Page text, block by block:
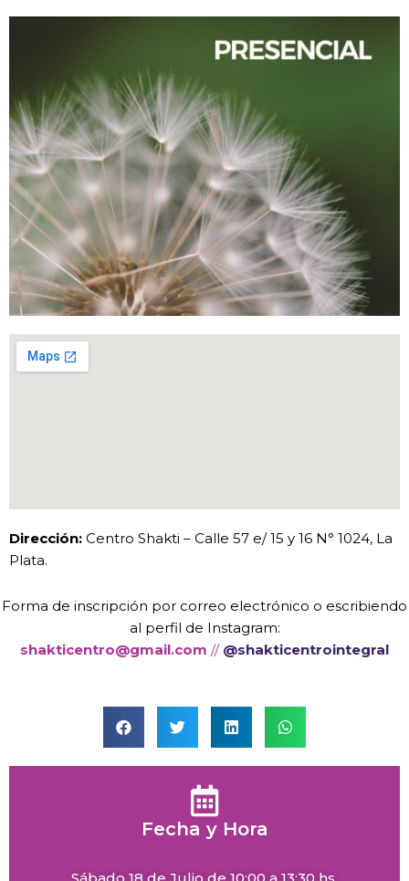
Dirección: Centro Shakti – Calle 57 e/ 15 y 16 N° 1024, La
Plata.
Forma de inscripción por correo electrónico o escribiendo
al perfil de Instagram:
shakticentro@gmail.com // @shakticentrointegral
Fecha y Hora